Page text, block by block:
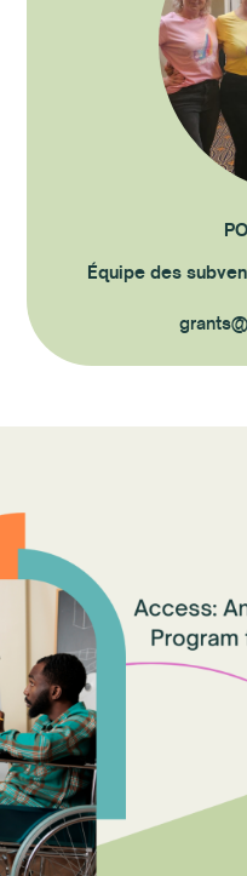
Équipe des